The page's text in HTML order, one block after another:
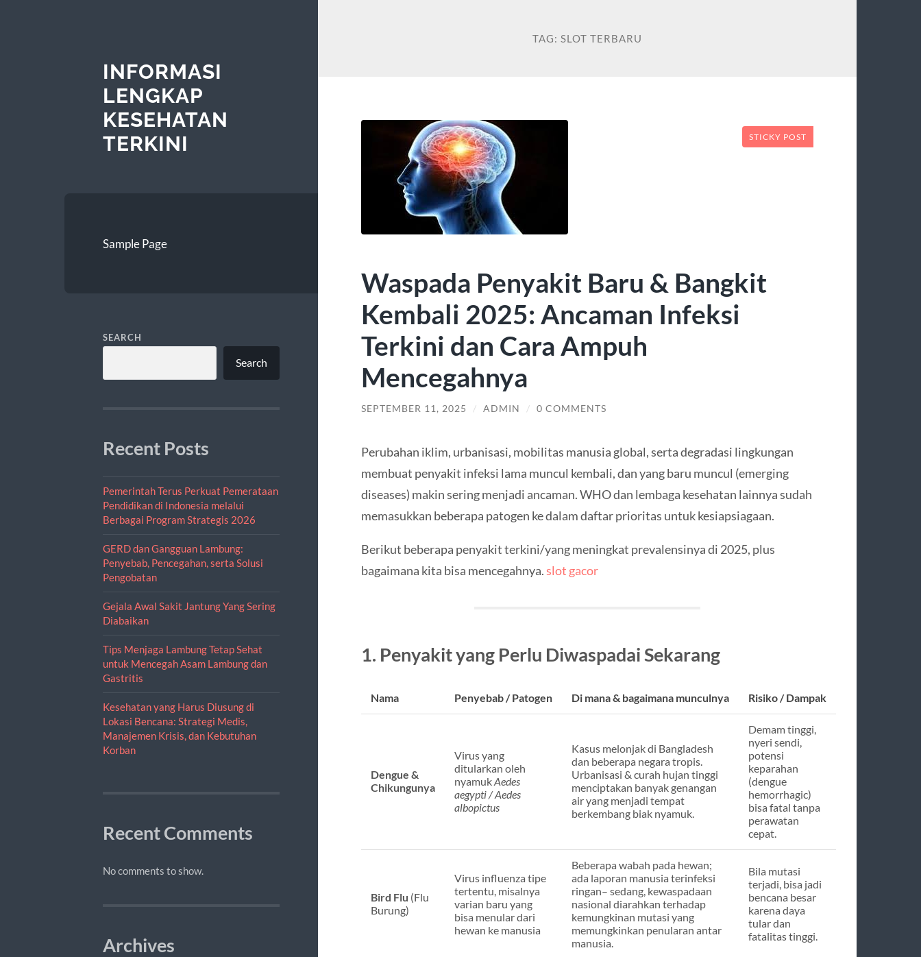
INFORMASI
LENGKAP
KESEHATAN
TERKINI
Sample Page
SEARCH
Search
Recent Posts
Pemerintah Terus Perkuat Pemerataan
Pendidikan di Indonesia melalui
Berbagai Program Strategis 2026
GERD dan Gangguan Lambung:
Penyebab, Pencegahan, serta Solusi
Pengobatan
Gejala Awal Sakit Jantung Yang Sering
Diabaikan
Tips Menjaga Lambung Tetap Sehat
untuk Mencegah Asam Lambung dan
Gastritis
Kesehatan yang Harus Diusung di
Lokasi Bencana: Strategi Medis,
Manajemen Krisis, dan Kebutuhan
Korban
Recent Comments
No comments to show.
Archives
TAG: SLOT TERBARU
STICKY POST
Waspada Penyakit Baru & Bangkit
Kembali 2025: Ancaman Infeksi
Terkini dan Cara Ampuh
Mencegahnya
SEPTEMBER 11, 2025 / ADMIN / 0 COMMENTS
Perubahan iklim, urbanisasi, mobilitas manusia global, serta degradasi lingkungan
membuat penyakit infeksi lama muncul kembali, dan yang baru muncul (emerging
diseases) makin sering menjadi ancaman. WHO dan lembaga kesehatan lainnya sudah
memasukkan beberapa patogen ke dalam daftar prioritas untuk kesiapsiagaan.
Berikut beberapa penyakit terkini/yang meningkat prevalensinya di 2025, plus
bagaimana kita bisa mencegahnya.slot gacor
1. Penyakit yang Perlu Diwaspadai Sekarang
Nama Penyebab / Patogen Di mana & bagaimana munculnya Risiko / Dampak
Dengue &
Chikungunya
Virus yang
ditularkan oleh
nyamukAedes
aegypti / Aedes
albopictus
Kasus melonjak di Bangladesh
dan beberapa negara tropis.
Urbanisasi & curah hujan tinggi
menciptakan banyak genangan
air yang menjadi tempat
berkembang biak nyamuk.
Demam tinggi,
nyeri sendi,
potensi
keparahan
(dengue
hemorrhagic)
bisa fatal tanpa
perawatan
cepat.
Bird Flu (Flu
Burung)
Virus influenza tipe
tertentu, misalnya
varian baru yang
bisa menular dari
hewan ke manusia
Beberapa wabah pada hewan;
ada laporan manusia terinfeksi
ringan– sedang, kewaspadaan
nasional diarahkan terhadap
kemungkinan mutasi yang
memungkinkan penularan antar
manusia.
Bila mutasi
terjadi, bisa jadi
bencana besar
karena daya
tular dan
fatalitas tinggi.